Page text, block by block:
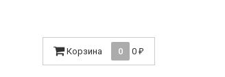
Корзина 0 0 ₽